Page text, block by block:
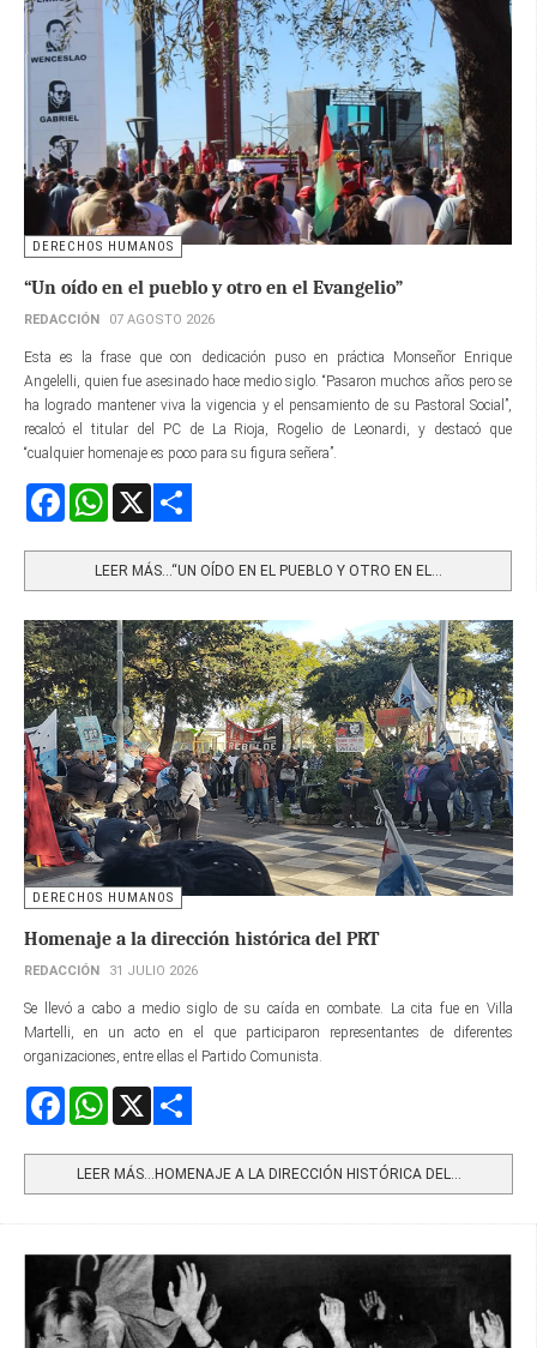
DERECHOS HUMANOS
“Un oído en el pueblo y otro en el Evangelio”
REDACCIÓN 07 AGOSTO 2026
Esta es la frase que con dedicación puso en práctica Monseñor Enrique
Angelelli, quien fue asesinado hace medio siglo. “Pasaron muchos años pero se
ha logrado mantener viva la vigencia y el pensamiento de su Pastoral Social”,
recalcó el titular del PC de La Rioja, Rogelio de Leonardi, y destacó que
“cualquier homenaje es poco para su figura señera”.
FacebookWhatsApp
LEER MÁS…“UN OÍDO EN EL PUEBLO Y OTRO EN EL...
DERECHOS HUMANOS
Homenaje a la dirección histórica del PRT
REDACCIÓN 31 JULIO 2026
Se llevó a cabo a medio siglo de su caída en combate. La cita fue en Villa
Martelli, en un acto en el que participaron representantes de diferentes
organizaciones, entre ellas el Partido Comunista.
FacebookWhatsApp
LEER MÁS…HOMENAJE A LA DIRECCIÓN HISTÓRICA DEL...